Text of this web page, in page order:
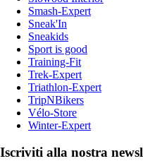
Smash-Expert
Sneak'In
Sneakids
Sport is good
Training-Fit
Trek-Expert
Triathlon-Expert
TripNBikers
Vélo-Store
Winter-Expert
Iscriviti alla nostra